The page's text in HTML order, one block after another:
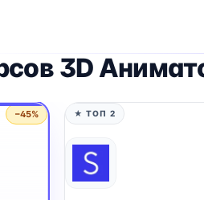
3D
−45% ★ ТОП 2